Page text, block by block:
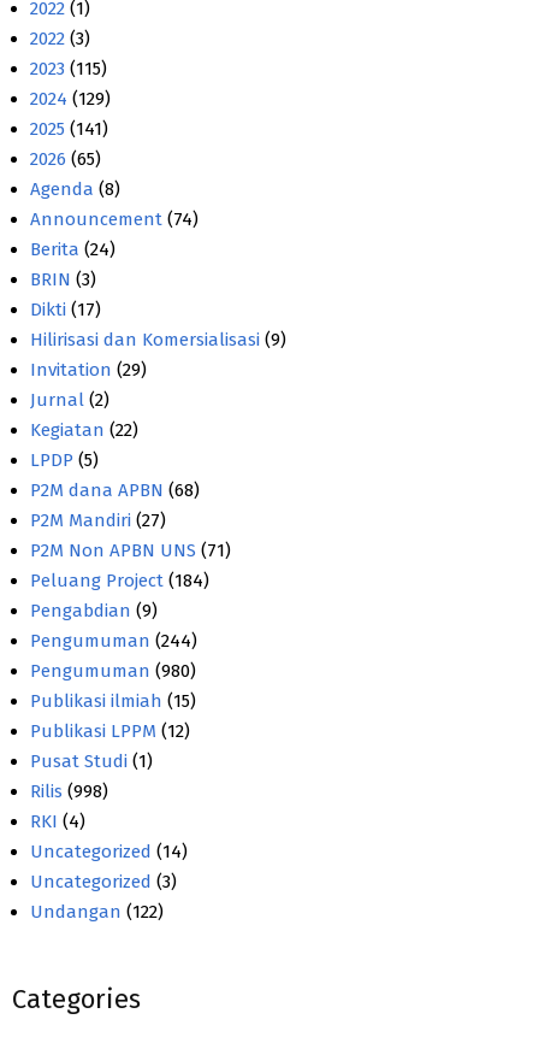
2022 (1)
2022 (3)
2023 (115)
2024 (129)
2025 (141)
2026 (65)
Agenda (8)
Announcement (74)
Berita (24)
BRIN (3)
Dikti (17)
Hilirisasi dan Komersialisasi (9)
Invitation (29)
Jurnal (2)
Kegiatan (22)
LPDP (5)
P2M dana APBN (68)
P2M Mandiri (27)
P2M Non APBN UNS (71)
Peluang Project (184)
Pengabdian (9)
Pengumuman (244)
Pengumuman (980)
Publikasi ilmiah (15)
Publikasi LPPM (12)
Pusat Studi (1)
Rilis (998)
RKI (4)
Uncategorized (14)
Uncategorized (3)
Undangan (122)
Categories